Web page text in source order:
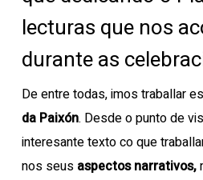
lecturas que nos
durante as
De entre todas, imos traballar
da Paixón. Desde o punto de
interesante texto co que
nos seus aspectos narrativos,